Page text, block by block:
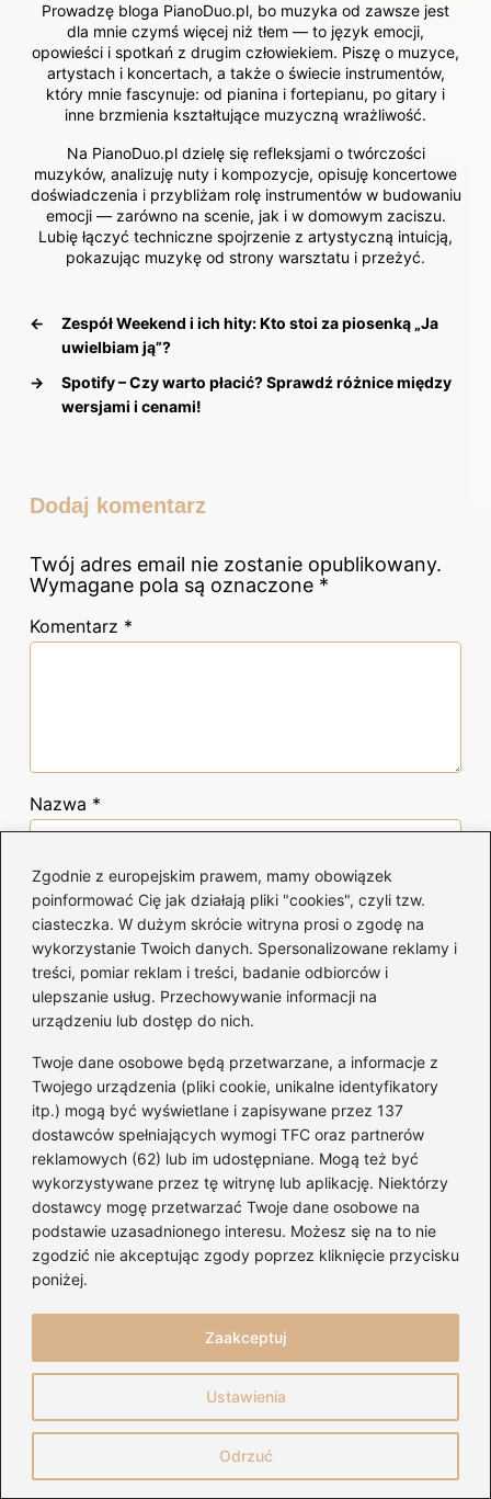
Zgodnie z europejskim prawem, mamy obowiązek
poinformować Cię jak działają pliki "cookies", czyli tzw.
ciasteczka. W dużym skrócie witryna prosi o zgodę na
wykorzystanie Twoich danych. Spersonalizowane reklamy i
treści, pomiar reklam i treści, badanie odbiorców i
ulepszanie usług. Przechowywanie informacji na
urządzeniu lub dostęp do nich.
Twoje dane osobowe będą przetwarzane, a informacje z
Twojego urządzenia (pliki cookie, unikalne identyfikatory
itp.) mogą być wyświetlane i zapisywane przez 137
dostawców spełniających wymogi TFC oraz partnerów
reklamowych (62) lub im udostępniane. Mogą też być
wykorzystywane przez tę witrynę lub aplikację. Niektórzy
dostawcy mogę przetwarzać Twoje dane osobowe na
podstawie uzasadnionego interesu. Możesz się na to nie
zgodzić nie akceptując zgody poprzez kliknięcie przycisku
poniżej.
Ustawienia
Odrzuć
Zaakceptuj
Prowadzę bloga PianoDuo.pl, bo muzyka od zawsze jest
dla mnie czymś więcej niż tłem — to język emocji,
opowieści i spotkań z drugim człowiekiem. Piszę o muzyce,
artystach i koncertach, a także o świecie instrumentów,
który mnie fascynuje: od pianina i fortepianu, po gitary i
inne brzmienia kształtujące muzyczną wrażliwość.
Na PianoDuo.pl dzielę się refleksjami o twórczości
muzyków, analizuję nuty i kompozycje, opisuję koncertowe
doświadczenia i przybliżam rolę instrumentów w budowaniu
emocji — zarówno na scenie, jak i w domowym zaciszu.
Lubię łączyć techniczne spojrzenie z artystyczną intuicją,
pokazując muzykę od strony warsztatu i przeżyć.
←
Zespół Weekend i ich hity: Kto stoi za piosenką „Ja
uwielbiam ją”?
→
Spotify – Czy warto płacić? Sprawdź różnice między
wersjami i cenami!
Dodaj komentarz
Twój adres email nie zostanie opublikowany.
Wymagane pola są oznaczone *
Komentarz *
Nazwa *
Adres email*
Witryna internetowa
podczas pisania kolejnych komentarzy.
Poczytaj więcej
Ukulele drewniane czy plastikowe: jak